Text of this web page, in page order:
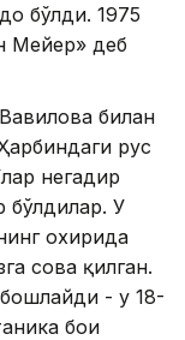
бўлди. 1975
Мейер» деб
билан
рус
негадир
бўлдилар. У
охирида
совға қилган.
- у 18-
боғи